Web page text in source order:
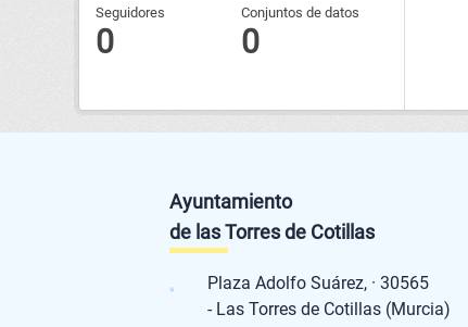
Seguidores
0
Conjuntos de datos
0
Ayuntamiento
de las Torres de Cotillas
Plaza Adolfo Suárez, · 30565
- Las Torres de Cotillas (Murcia)